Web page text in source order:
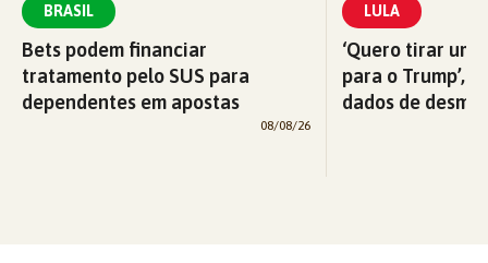
BRASIL
Bets podem financiar
tratamento pelo SUS para
dependentes em apostas
08/08/26
LULA
‘Quero tirar
para o Trump’,
dados de